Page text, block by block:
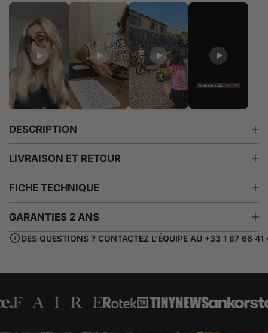
!
N
o
n
m
i
b
b
a
n
d
o
n
a
m
i
!
DESCRIPTION
LIVRAISON ET RETOUR
FICHE TECHNIQUE
GARANTIES 2 ANS
DES QUESTIONS ? CONTACTEZ L’ÉQUIPE AU +33 1 87 66 41